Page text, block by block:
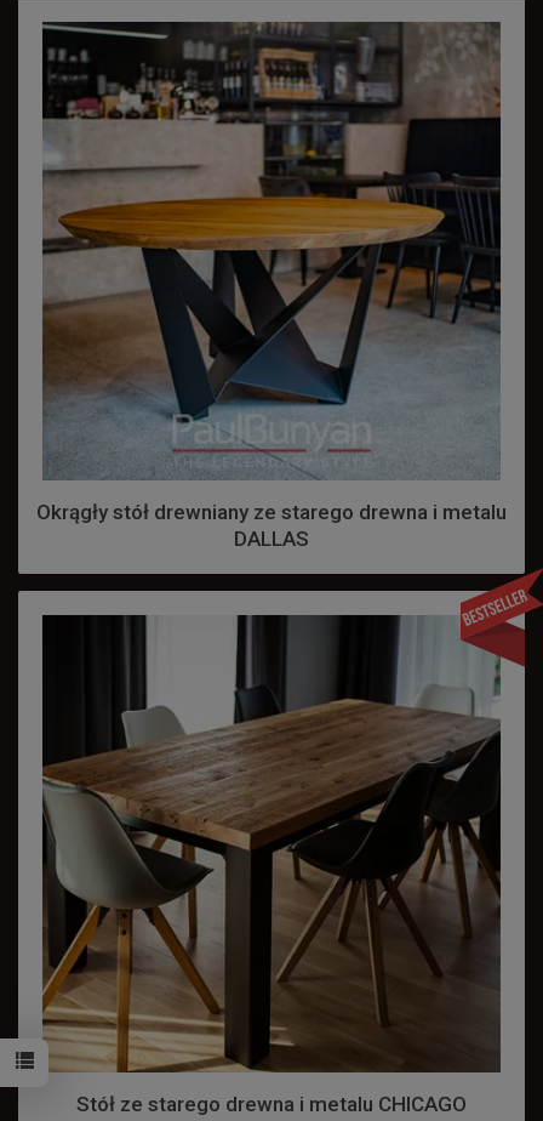
Okrągły stół drewniany ze starego drewna i metalu
DALLAS
Stół ze starego drewna i metalu CHICAGO